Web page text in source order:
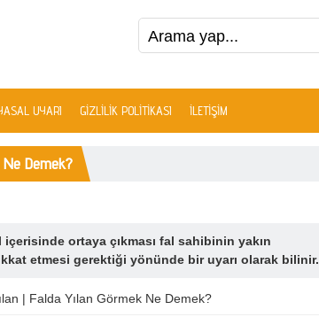
UYARI GIZLILIK POLITIKASI İLETIŞIM
Ne Demek?
içerisinde ortaya çıkması fal sahibinin yakın
etmesi gerektiği yönünde bir uyarı olarak bilinir.
| Falda Yılan Görmek Ne Demek?